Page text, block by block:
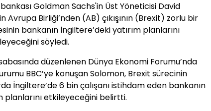
Goldman Sachs'in Üst Yöneticisi David
Avrupa Birliği’nden (AB) çıkışının (Brexit) zorlu bir
bankanın İngiltere’deki yatırım planlarını
söyledi.
düzenlenen Dünya Ekonomi Forumu’nda
BBC’ye konuşan Solomon, Brexit sürecinin
İngiltere’de 6 bin çalışanı istihdam eden bankanın
planlarını etkileyeceğini belirtti.